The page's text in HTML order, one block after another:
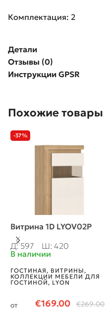
Комплектация: 2
Детали
Отзывы (0)
Инструкции GPSR
Похожие товары
-37%
Витрина 1D LYOV02P
Д: 597
Ш: 420
В наличии
ГОСТИНАЯ, ВИТРИНЫ,
КОЛЛЕКЦИИ МЕБЕЛИ ДЛЯ
ГОСТИНОЙ, LYON
€169.00 €269.00
от